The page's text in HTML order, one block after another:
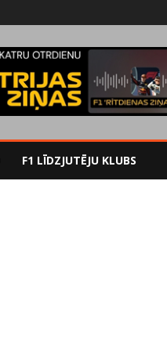
F1 LĪDZJUTĒJU KLUBS